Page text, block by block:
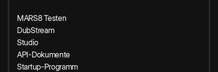
MARS8 Testen
DubStream
Studio
API-Dokumente
Startup-Programm